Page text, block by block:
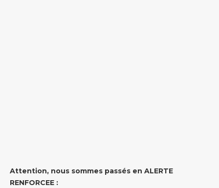
Attention, nous sommes passés en ALERTE
RENFORCEE :